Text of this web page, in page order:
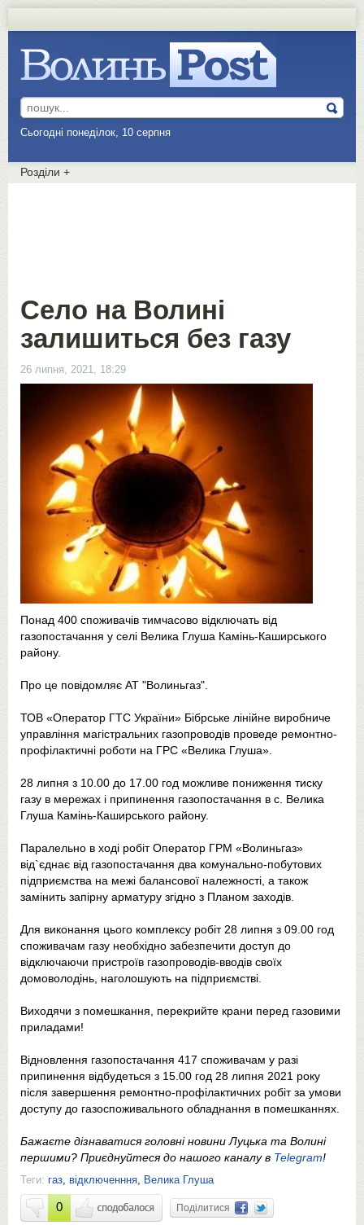
Сьогодні понеділок, 10 серпня
Розділи +
Село на Волині
залишиться без газу
26 липня, 2021, 18:29
Понад 400 споживачів тимчасово відключать від
газопостачання у селі Велика Глуша Камінь-Каширського
району.
Про це повідомляє АТ "Волиньгаз".
ТОВ «Оператор ГТС України» Бібрське лінійне виробниче
управління магістральних газопроводів проведе ремонтно-
профілактичні роботи на ГРС «Велика Глуша».
28 липня з 10.00 до 17.00 год можливе пониження тиску
газу в мережах і припинення газопостачання в с. Велика
Глуша Камінь-Каширського району.
Паралельно в ході робіт Оператор ГРМ «Волиньгаз»
від`єднає від газопостачання два комунально-побутових
підприємства на межі балансової належності, а також
замінить запірну арматуру згідно з Планом заходів.
Для виконання цього комплексу робіт 28 липня з 09.00 год
споживачам газу необхідно забезпечити доступ до
відключаючи пристроїв газопроводів-вводів своїх
домоволодінь, наголошують на підприємстві.
Виходячи з помешкання, перекрийте крани перед газовими
приладами!
Відновлення газопостачання 417 споживачам у разі
припинення відбудеться з 15.00 год 28 липня 2021 року
після завершення ремонтно-профілактичних робіт за умови
доступу до газоспоживального обладнання в помешканнях.
Бажаєте дізнаватися головні новини Луцька та Волині
першими? Приєднуйтеся до нашого каналу в Telegram!
Теги: газ, відключенння, Велика Глуша
0 Поділитися